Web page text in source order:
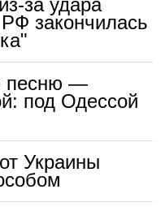
за удара
закончилась
песню —
под Одессой
Украины